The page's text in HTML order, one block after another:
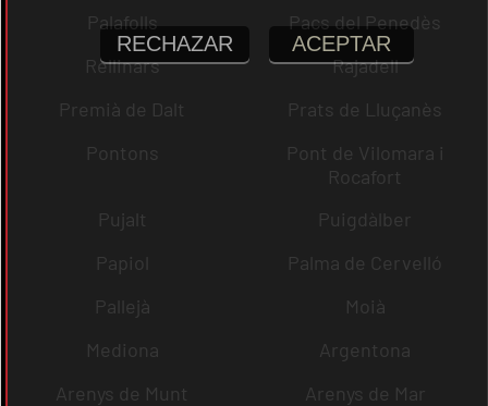
Palafolls
Pacs del Penedès
Rellinars
Rajadell
Premià de Dalt
Prats de Lluçanès
Pontons
Pont de Vilomara i
Rocafort
Pujalt
Puigdàlber
Papiol
Palma de Cervelló
Pallejà
Moià
Mediona
Argentona
Arenys de Munt
Arenys de Mar
RECHAZAR ACEPTAR